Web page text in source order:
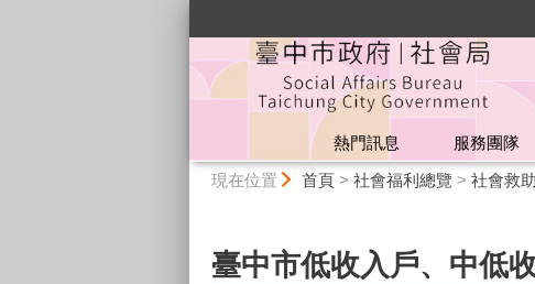
熱門訊息 服務團隊
現在位置 首頁> 社會福利總覽 > 社會救助
臺中市低收入戶、中低